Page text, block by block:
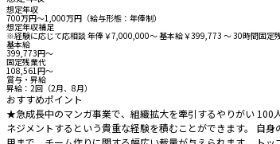
想定年収
700万円〜1,000万円（給与形態：年俸制）
想定年収補足
※経験に応じて応相談 年俸￥7,000,000～ 基本給￥399,773 ～ 30時間固定
基本給
399,773円〜
固定残業代
108,561円〜
賞与・昇給
昇給：2回（2月、8月）
おすすめポイント
★急成長中のマンガ事業で、組織拡大を牽引するやりがい 100
ネジメントするという貴重な経験を積むことができます。 自